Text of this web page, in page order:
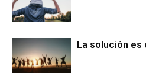
La solución es